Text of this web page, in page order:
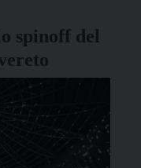
spinoff del